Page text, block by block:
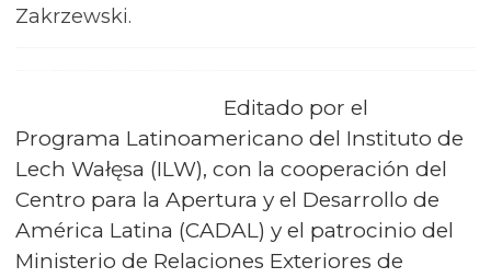
Zakrzewski.
Editado por el
Programa Latinoamericano del Instituto de
Lech Wałęsa (ILW), con la cooperación del
Centro para la Apertura y el Desarrollo de
América Latina (CADAL) y el patrocinio del
Ministerio de Relaciones Exteriores de